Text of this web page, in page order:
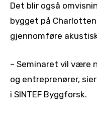
Det blir også
bygget på
gjennomføre
– Seminaret vil være
og entreprenører,
i SINTEF Byggforsk.